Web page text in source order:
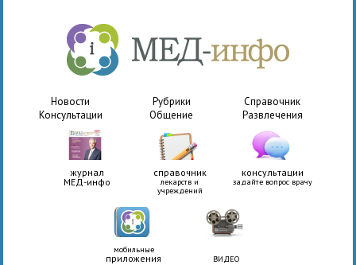
Новости Рубрики
Справочник
Консультации
Общение Развлечения
журнал
МЕД-инфо
справочник
лекарств и
учреждений
консультации
задайте вопрос врачу
мобильные
приложения ВИДЕО